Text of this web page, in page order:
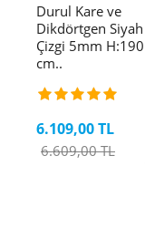
Durul Kare ve
Dikdörtgen Siyah
Çizgi 5mm H:190
cm..
6.109,00 TL
6.609,00 TL